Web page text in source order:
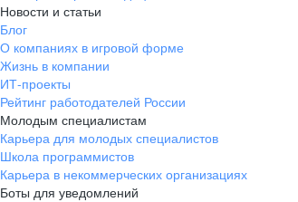
Новости и статьи
Блог
О компаниях в игровой форме
Жизнь в компании
ИТ-проекты
Рейтинг работодателей России
Молодым специалистам
Карьера для молодых специалистов
Школа программистов
Карьера в некоммерческих организациях
Боты для уведомлений